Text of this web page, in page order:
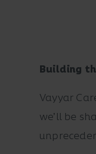
Building
Vayyar
we’ll be